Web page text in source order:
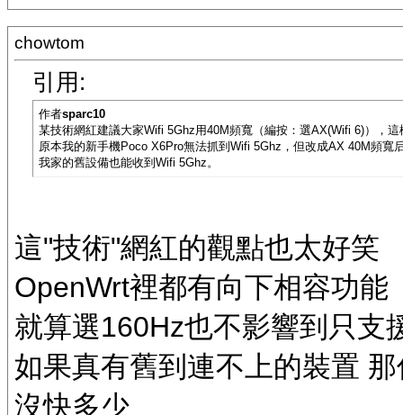
chowtom
引用:
作者sparc10
某技術網紅建議大家Wifi 5Ghz用40M頻寬（編按：選AX(Wifi 6)），
原本我的新手機Poco X6Pro無法抓到Wifi 5Ghz，但改成AX 40M頻寬
我家的舊設備也能收到Wifi 5Ghz。
這"技術"網紅的觀點也太好笑
OpenWrt裡都有向下相容功能
就算選160Hz也不影響到只支
如果真有舊到連不上的裝置
沒快多少